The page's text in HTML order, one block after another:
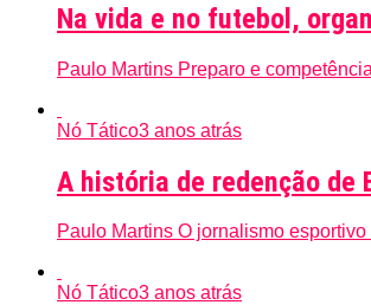
Na vida e no futebol,
Paulo Martins Preparo e
Nó Tático3 anos atrás
A história de redenção de
Paulo Martins O jornalismo
Nó Tático3 anos atrás